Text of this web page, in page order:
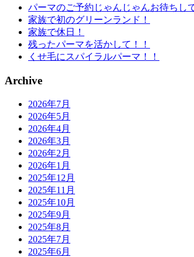
パーマのご予約じゃんじゃんお待ちし
家族で初のグリーンランド！
家族で休日！
残ったパーマを活かして！！
くせ毛にスパイラルパーマ！！
Archive
2026年7月
2026年5月
2026年4月
2026年3月
2026年2月
2026年1月
2025年12月
2025年11月
2025年10月
2025年9月
2025年8月
2025年7月
2025年6月